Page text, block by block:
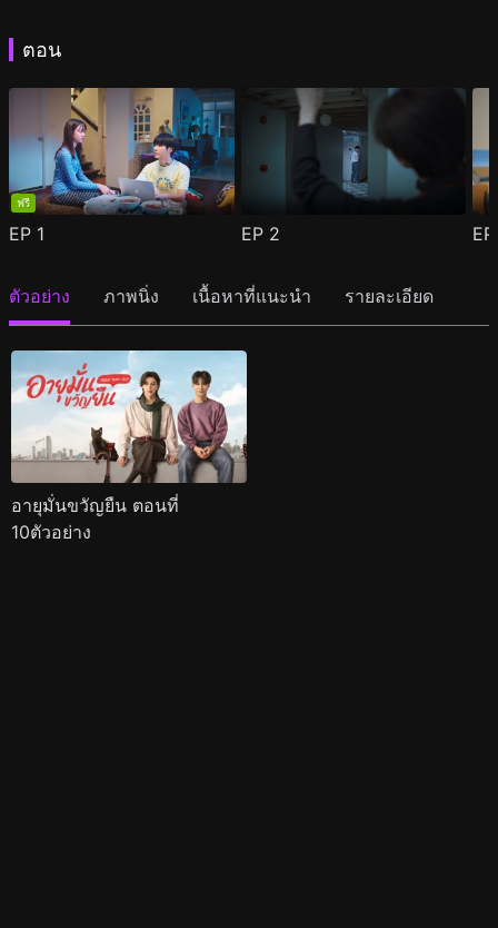
ตอน
ฟรี
EP 1 EP 2
ตัวอย่าง ภาพนิ่ง เนื้อหาที่แนะนำ รายละเอียด
อายุมั่นขวัญยืน ตอนที่
10ตัวอย่าง